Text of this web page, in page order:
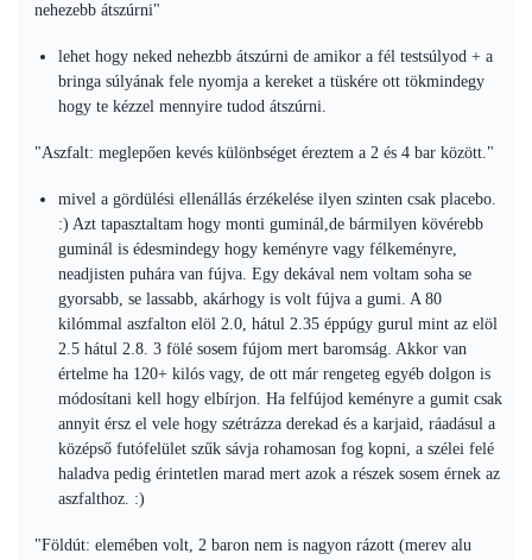
nehezebb átszúrni"
lehet hogy neked nehezbb átszúrni de amikor a fél testsúlyod + a
bringa súlyának fele nyomja a kereket a tüskére ott tökmindegy
hogy te kézzel mennyire tudod átszúrni.
"Aszfalt: meglepően kevés különbséget éreztem a 2 és 4 bar között."
mivel a gördülési ellenállás érzékelése ilyen szinten csak placebo.
:) Azt tapasztaltam hogy monti guminál,de bármilyen kövérebb
guminál is édesmindegy hogy keményre vagy félkeményre,
neadjisten puhára van fújva. Egy dekával nem voltam soha se
gyorsabb, se lassabb, akárhogy is volt fújva a gumi. A 80
kilómmal aszfalton elöl 2.0, hátul 2.35 éppúgy gurul mint az elöl
2.5 hátul 2.8. 3 fölé sosem fújom mert baromság. Akkor van
értelme ha 120+ kilós vagy, de ott már rengeteg egyéb dolgon is
módosítani kell hogy elbírjon. Ha felfújod keményre a gumit csak
annyit érsz el vele hogy szétrázza derekad és a karjaid, ráadásul a
középső futófelület szűk sávja rohamosan fog kopni, a szélei felé
haladva pedig érintetlen marad mert azok a részek sosem érnek az
aszfalthoz. :)
"Földút: elemében volt, 2 baron nem is nagyon rázott (merev alu